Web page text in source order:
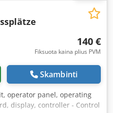
140 €
Fiksuota kaina plius PVM
Skambinti
operator panel, operating
display, controller - Control